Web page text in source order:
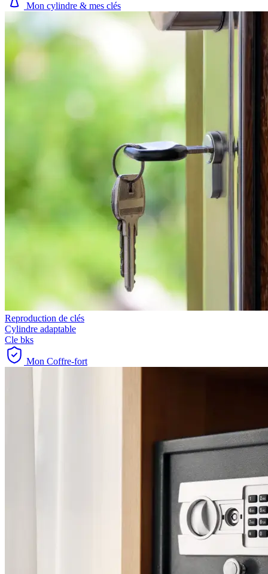
Mon cylindre & mes clés
Reproduction de clés
Cylindre adaptable
Cle bks
Mon Coffre-fort